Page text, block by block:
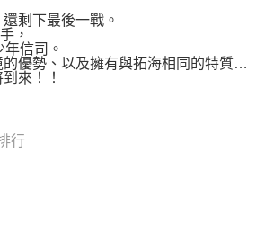
剩下最後一戰。
，
信司。
優勢、以及擁有與拓海相同的特質…
來！！
行